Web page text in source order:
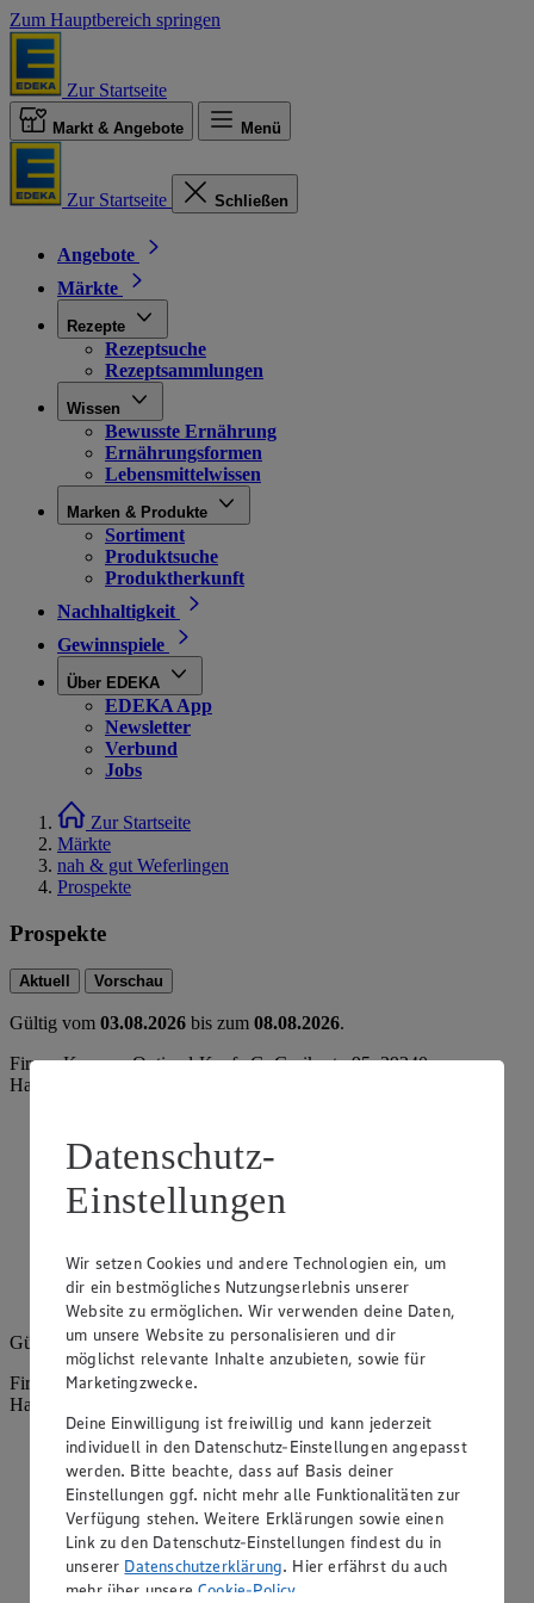
Zum Hauptbereich springen
Zur Startseite
Markt & Angebote Menü
Zur Startseite Schließen
Angebote
Märkte
Rezepte
Rezeptsuche
Rezeptsammlungen
Wissen
Bewusste Ernährung
Ernährungsformen
Lebensmittelwissen
Marken & Produkte
Sortiment
Produktsuche
Produktherkunft
Nachhaltigkeit
Gewinnspiele
Über EDEKA
EDEKA App
Newsletter
Verbund
Jobs
Zur Startseite
Märkte
nah & gut Weferlingen
Prospekte
Prospekte
Aktuell Vorschau
Gültig vom 03.08.2026 bis zum 08.08.2026.
Firma: Konsum Optimal-Kauf eG, Gerikestr. 95, 39340
Haldensleben
Angebote der Woche im Prospekt
ansehen
Siehe dir die Angebote der Woche deines Marktes im
Prospekt 8009711 im BrowserAnsehen
Gültig vom10.08.2026bis zum15.08.2026
Firma: Konsum Optimal-Kauf eG, Gerikestr. 95, 39340
Haldensleben
Angebote der Woche im Prospekt
ansehen
Siehe dir die Angebote der Woche deines Marktes im
digitalen Blätterkatalog an.
Datenschutz-
Einstellungen
Wir setzen Cookies und andere Technologien ein, um
dir ein bestmögliches Nutzungserlebnis unserer
Website zu ermöglichen. Wir verwenden deine Daten,
um unsere Website zu personalisieren und dir
möglichst relevante Inhalte anzubieten, sowie für
Marketingzwecke.
Deine Einwilligung ist freiwillig und kann jederzeit
individuell in den Datenschutz-Einstellungen angepasst
werden. Bitte beachte, dass auf Basis deiner
Einstellungen ggf. nicht mehr alle Funktionalitäten zur
Verfügung stehen. Weitere Erklärungen sowie einen
Link zu den Datenschutz-Einstellungen findest du in
unserer Datenschutzerklärung. Hier erfährst du auch
mehr über unsereCookie-Policy.